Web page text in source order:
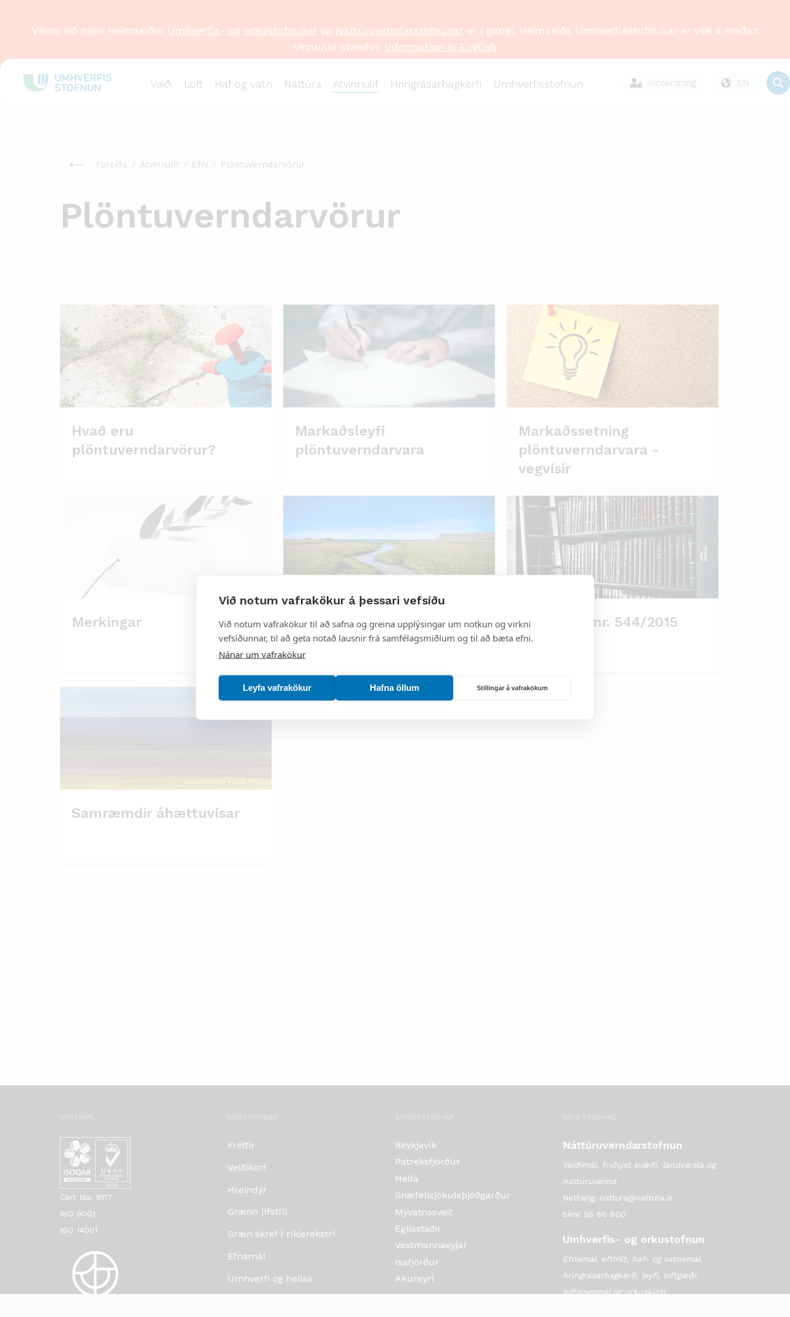
Við notum vafrakökur á þessari vefsíðu
Við notum vafrakökur til að safna og greina upplýsingar um notkun og virkni
vefsíðunnar, til að geta notað lausnir frá samfélagsmiðlum og til að bæta efni.
Nánar um vafrakökur
Leyfa vafrakökur Hafna öllum Stillingar á vafrakökum
Veiði Loft Haf og vatn Náttúra Atvinnulíf Hringrásarhagkerfi Umhverfisstofnun Innskráning EN
Vinna við nýjar heimasíður Umhverfis- og orkustofnunarog Náttúruverndarstofnunarer í gangi. Heimasíða Umhverfisstofnunar er virk á meðan
vinnunni stendur. Information in English
Forsíða Atvinnulíf Efni Plöntuverndarvörur
Plöntuverndarvörur
Hvað eru
plöntuverndarvörur?
Markaðsleyfi
plöntuverndarvara
Markaðssetning
plöntuverndarvara -
vegvísir
Merkingar Aðgerðaráætlun Reglugerð nr. 544/2015
Samræmdir áhættuvísar
VOTTANIR
Cert No. 9117
ISO 9001
ISO 14001
MEST SKOÐAÐ
Fréttir
Veiðikort
Hreindýr
Grænn lífstíll
Græn skref í ríkisrekstri
Efnamál
Umhverfi og heilsa
STARFSSTÖÐVAR
Reykjavík
Patreksfjörður
Hella
Snæfellsjökulsþjóðgarður
Mývatnssveit
Egilsstaðir
Vestmannaeyjar
Ísafjörður
Akureyri
HAFA SAMBAND
Náttúruverndarstofnun
Veiðimál, friðlýst svæði, landvarsla og
náttúruvernd
Netfang: nattura@nattura.is
Sími: 55 66 800
Umhverfis- og orkustofnun
Efnamál, eftirlit, haf- og vatnsmál,
hringrásarhagkerfi, leyfi, loftgæði,
loftslagsmál og orkuskipti